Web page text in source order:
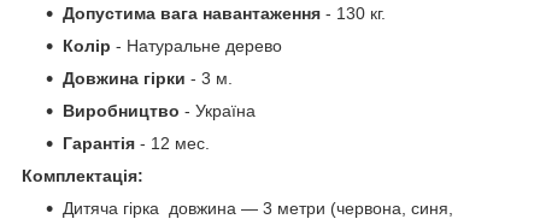
Допустима вага навантаження - 130 кг.
Колір - Натуральне дерево
Довжина гірки - 3 м.
Виробництво - Україна
Гарантія - 12 мес.
Комплектація:
Дитяча гірка довжина — 3 метри (червона, синя,